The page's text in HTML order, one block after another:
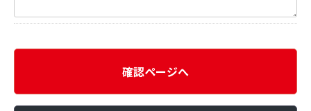
確認ページへ